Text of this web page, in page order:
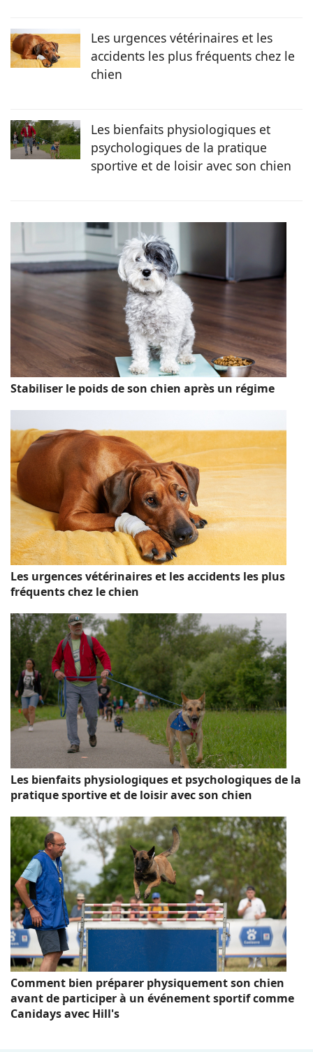
Les urgences vétérinaires et les
accidents les plus fréquents chez le
chien
Les bienfaits physiologiques et
psychologiques de la pratique
sportive et de loisir avec son chien
Stabiliser le poids de son chien après un régime
Les urgences vétérinaires et les accidents les plus
fréquents chez le chien
Les bienfaits physiologiques et psychologiques de la
pratique sportive et de loisir avec son chien
Comment bien préparer physiquement son chien
avant de participer à un événement sportif comme
Canidays avec Hill's